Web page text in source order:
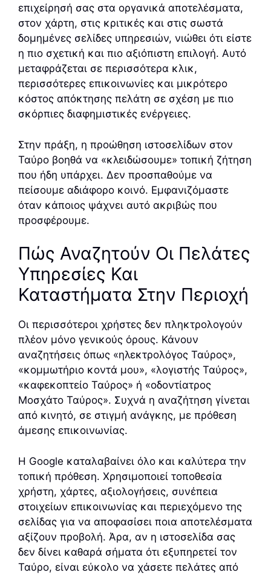
επιχείρησή σας στα οργανικά αποτελέσματα,
στον χάρτη, στις κριτικές και στις σωστά
δομημένες σελίδες υπηρεσιών, νιώθει ότι είστε
η πιο σχετική και πιο αξιόπιστη επιλογή. Αυτό
μεταφράζεται σε περισσότερα κλικ,
περισσότερες επικοινωνίες και μικρότερο
κόστος απόκτησης πελάτη σε σχέση με πιο
σκόρπιες διαφημιστικές ενέργειες.
Στην πράξη, η προώθηση ιστοσελίδων στον
Ταύρο βοηθά να «κλειδώσουμε» τοπική ζήτηση
που ήδη υπάρχει. Δεν προσπαθούμε να
πείσουμε αδιάφορο κοινό. Εμφανιζόμαστε
όταν κάποιος ψάχνει αυτό ακριβώς που
προσφέρουμε.
Πώς Αναζητούν Οι Πελάτες
Υπηρεσίες Και
Καταστήματα Στην Περιοχή
Οι περισσότεροι χρήστες δεν πληκτρολογούν
πλέον μόνο γενικούς όρους. Κάνουν
αναζητήσεις όπως «ηλεκτρολόγος Ταύρος»,
«κομμωτήριο κοντά μου», «λογιστής Ταύρος»,
«καφεκοπτείο Ταύρος» ή «οδοντίατρος
Μοσχάτο Ταύρος». Συχνά η αναζήτηση γίνεται
από κινητό, σε στιγμή ανάγκης, με πρόθεση
άμεσης επικοινωνίας.
Η Google καταλαβαίνει όλο και καλύτερα την
τοπική πρόθεση. Χρησιμοποιεί τοποθεσία
χρήστη, χάρτες, αξιολογήσεις, συνέπεια
στοιχείων επικοινωνίας και περιεχόμενο της
σελίδας για να αποφασίσει ποια αποτελέσματα
αξίζουν προβολή. Άρα, αν η ιστοσελίδα σας
δεν δίνει καθαρά σήματα ότι εξυπηρετεί τον
Ταύρο, είναι εύκολο να χάσετε πελάτες από